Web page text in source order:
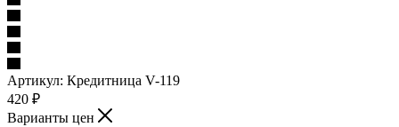
Артикул: Кредитница V-119
420 ₽
Варианты цен